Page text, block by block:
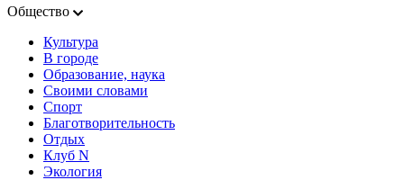
Общество
Культура
В городе
Образование, наука
Своими словами
Спорт
Благотворительность
Отдых
Клуб N
Экология